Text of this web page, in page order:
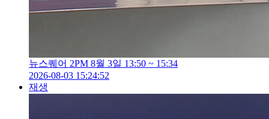
뉴스퀘어 2PM 8월 3일 13:50 ~ 15:34
2026-08-03 15:24:52
재생